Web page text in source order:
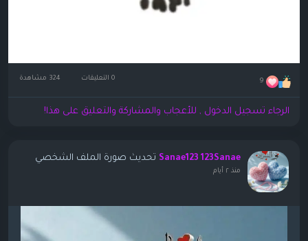
9 0 التعليقات
الرجاء تسجيل الدخول , للأعجاب والمشاركة والتعليق على هذا!
Sanae123 123Sanae تحديث صورة الملف الشخصي
منذ ٢ أيام